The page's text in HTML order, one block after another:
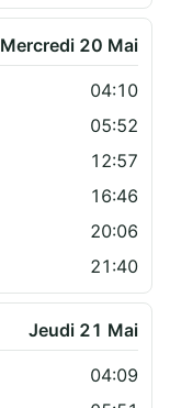
Mercredi 20 Mai
04:10
05:52
12:57
16:46
20:06
21:40
Jeudi 21 Mai
04:09